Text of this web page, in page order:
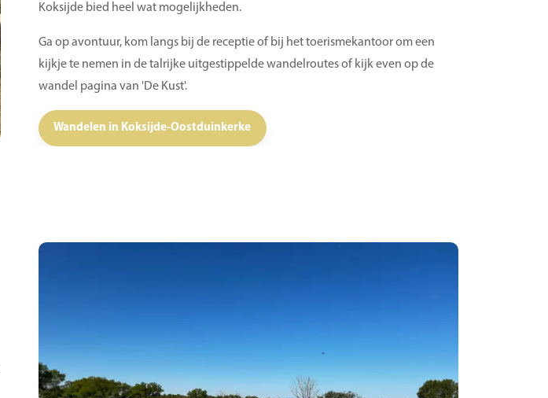
Koksijde bied heel wat mogelijkheden.
Ga op avontuur, kom langs bij de receptie of bij het toerismekantoor om een
kijkje te nemen in de talrijke uitgestippelde wandelroutes of kijk even op de
wandel pagina van 'De Kust'.
Wandelen in Koksijde-Oostduinkerke